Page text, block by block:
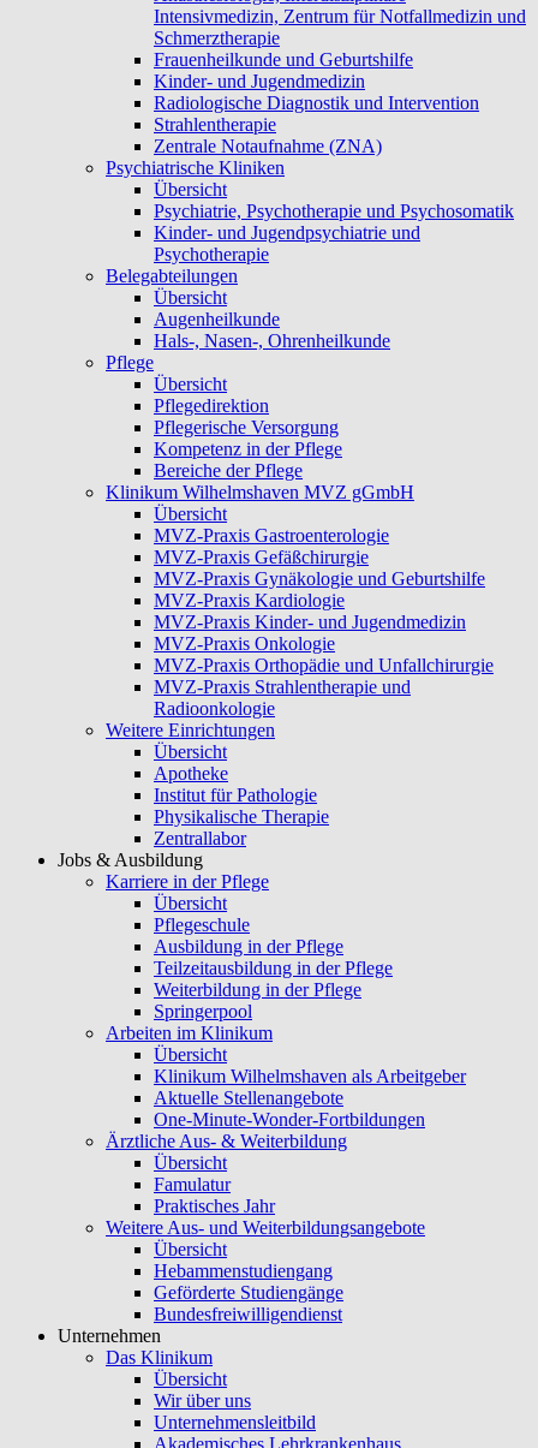
Intensivmedizin, Zentrum für Notfallmedizin und
Schmerztherapie
Frauenheilkunde und Geburtshilfe
Kinder- und Jugendmedizin
Radiologische Diagnostik und Intervention
Strahlentherapie
Zentrale Notaufnahme (ZNA)
Psychiatrische Kliniken
Übersicht
Psychiatrie, Psychotherapie und Psychosomatik
Kinder- und Jugendpsychiatrie und
Psychotherapie
Belegabteilungen
Übersicht
Augenheilkunde
Hals-, Nasen-, Ohrenheilkunde
Pflege
Übersicht
Pflegedirektion
Pflegerische Versorgung
Kompetenz in der Pflege
Bereiche der Pflege
Klinikum Wilhelmshaven MVZ gGmbH
Übersicht
MVZ-Praxis Gastroenterologie
MVZ-Praxis Gefäßchirurgie
MVZ-Praxis Gynäkologie und Geburtshilfe
MVZ-Praxis Kardiologie
MVZ-Praxis Kinder- und Jugendmedizin
MVZ-Praxis Onkologie
MVZ-Praxis Orthopädie und Unfallchirurgie
MVZ-Praxis Strahlentherapie und
Radioonkologie
Weitere Einrichtungen
Übersicht
Apotheke
Institut für Pathologie
Physikalische Therapie
Zentrallabor
Jobs & Ausbildung
Karriere in der Pflege
Übersicht
Pflegeschule
Ausbildung in der Pflege
Teilzeitausbildung in der Pflege
Weiterbildung in der Pflege
Springerpool
Arbeiten im Klinikum
Übersicht
Klinikum Wilhelmshaven als Arbeitgeber
Aktuelle Stellenangebote
One-Minute-Wonder-Fortbildungen
Ärztliche Aus- & Weiterbildung
Übersicht
Famulatur
Praktisches Jahr
Weitere Aus- und Weiterbildungsangebote
Übersicht
Hebammenstudiengang
Geförderte Studiengänge
Bundesfreiwilligendienst
Unternehmen
Das Klinikum
Übersicht
Wir über uns
Unternehmensleitbild
Akademisches Lehrkrankenhaus